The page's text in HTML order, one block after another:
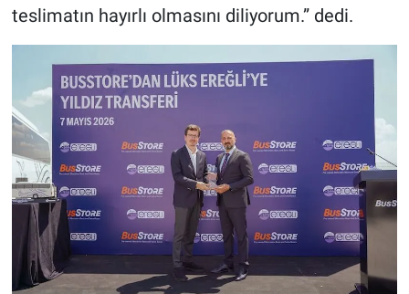
teslimatın hayırlı olmasını diliyorum.” dedi.